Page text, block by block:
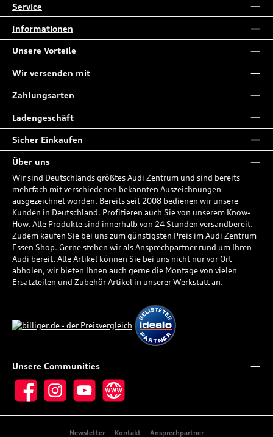
Service
Informationen
Unsere Vorteile
Wir versenden mit
Zahlungsarten
Ladengeschäft
Sicher Einkaufen
Über uns
Wir sind Deutschlands größtes Audi Zentrum und sind bereits
mehrfach mit verschiedenen bekannten Auszeichnungen
ausgezeichnet worden. Bereits seit 2008 bedienen wir unsere
Kunden in Deutschland. Profitieren auch Sie von unserem Know-
How. Alle Produkte sind innerhalb von 24 Stunden versandbereit.
Zudem kaufen Sie bei uns zum günstigsten Preis im Audi Zentrum
Essen Shop. Gerne stehen wir als Ansprechpartner rund um Ihren
Audi bereit. Alle Artikel können Sie bei uns nicht nur vor Ort
abholen, wir bieten Ihnen auch gerne die Montage von vielen
Ersatzteilen und Zubehör Artikel in unserer Werkstatt an.
Unsere Communities
Facebook InstagramYouTube Website
Newsletter Kontakt Ansprechpartner